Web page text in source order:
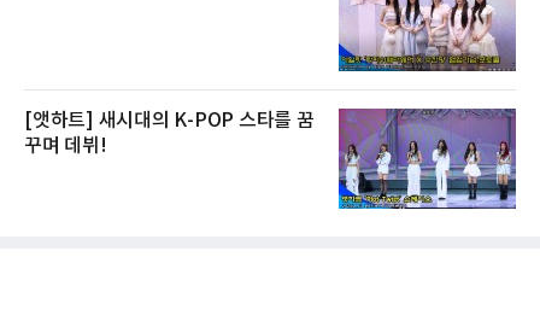
[앳하트] 새시대의 K-POP 스타를 꿈
꾸며 데뷔!